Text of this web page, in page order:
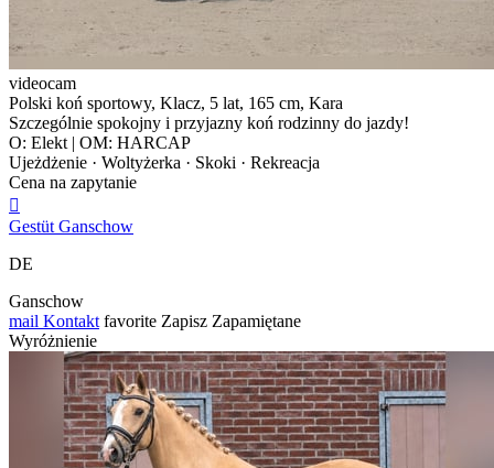
videocam
Polski koń sportowy, Klacz, 5 lat, 165 cm, Kara
Szczególnie spokojny i przyjazny koń rodzinny do jazdy!
O: Elekt | OM: HARCAP
Ujeżdżenie · Woltyżerka · Skoki · Rekreacja
Cena na zapytanie

Gestüt Ganschow
DE
Ganschow
mail Kontakt favorite Zapisz Zapamiętane
Wyróżnienie